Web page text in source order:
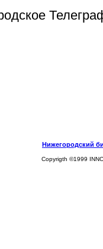
Нижегородский
Copyrigth ©1999